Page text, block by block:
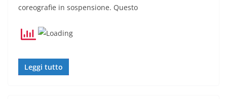
coreografie in sospensione. Questo
Leggi tutto